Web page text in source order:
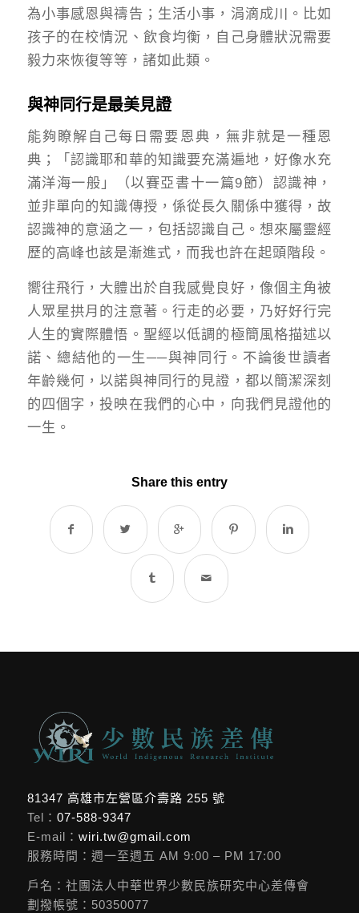
為小事感恩與禱告；生活小事，涓滴成川。比如
孩子的在校情況、飲食均衡，自己身體狀況需要
毅力來恢復等等，諸如此類。
與神同行是最美見證
能夠瞭解自己每日需要恩典，無非就是一種恩
典；「認識耶和華的知識要充滿遍地，好像水充
滿洋海一般」（以賽亞書十一篇9節）認識神，
並非單向的知識傳授，係從長久關係中獲得，故
認識神的意涵之一，包括認識自己。想來屬靈經
歷的高峰也該是漸進式，而我也許在起頭階段。
嚮往飛行，大體出於自我感覺良好，像個主角被
人眾星拱月的注意著。行走的必要，乃好好行完
人生的實際體悟。聖經以低調的極簡風格描述以
諾、總結他的一生──與神同行。不論後世讀者
年齡幾何，以諾與神同行的見證，都以簡潔深刻
的四個字，投映在我們的心中，向我們見證他的
一生。
Share this entry
81347 高雄市左營區介壽路 255 號
Tel： 07-588-9347
E-mail： wiri.tw@gmail.com
服務時間：週一至週五 AM 9:00 – PM 17:00
戶名：社團法人中華世界少數民族研究中心差傳會
劃撥帳號：50350077